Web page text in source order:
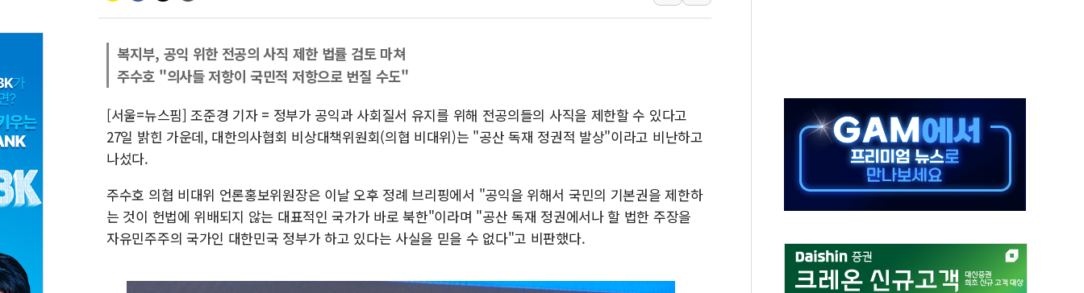
폭염 누그러지고 가뭄 숙지나...경북동해안권 8~9일 최대 100mm 호우
[AI 부동산 투데이] 특공 전략도 '극과 극'…생애최초만 경쟁 치열
복지부, 공익 위한 전공의 사직 제한 법률 검토 마쳐
주수호 "의사들 저항이 국민적 저항으로 번질 수도"
[서울=뉴스핌] 조준경 기자 = 정부가 공익과 사회질서 유지를 위해 전공의들의 사직을 제한할 수 있다고
27일 밝힌 가운데, 대한의사협회 비상대책위원회(의협 비대위)는 "공산 독재 정권적 발상"이라고 비난하고
나섰다.
주수호 의협 비대위 언론홍보위원장은 이날 오후 정례 브리핑에서 "공익을 위해서 국민의 기본권을 제한하
는 것이 헌법에 위배되지 않는 대표적인 국가가 바로 북한"이라며 "공산 독재 정권에서나 할 법한 주장을
자유민주주의 국가인 대한민국 정부가 하고 있다는 사실을 믿을 수 없다"고 비판했다.